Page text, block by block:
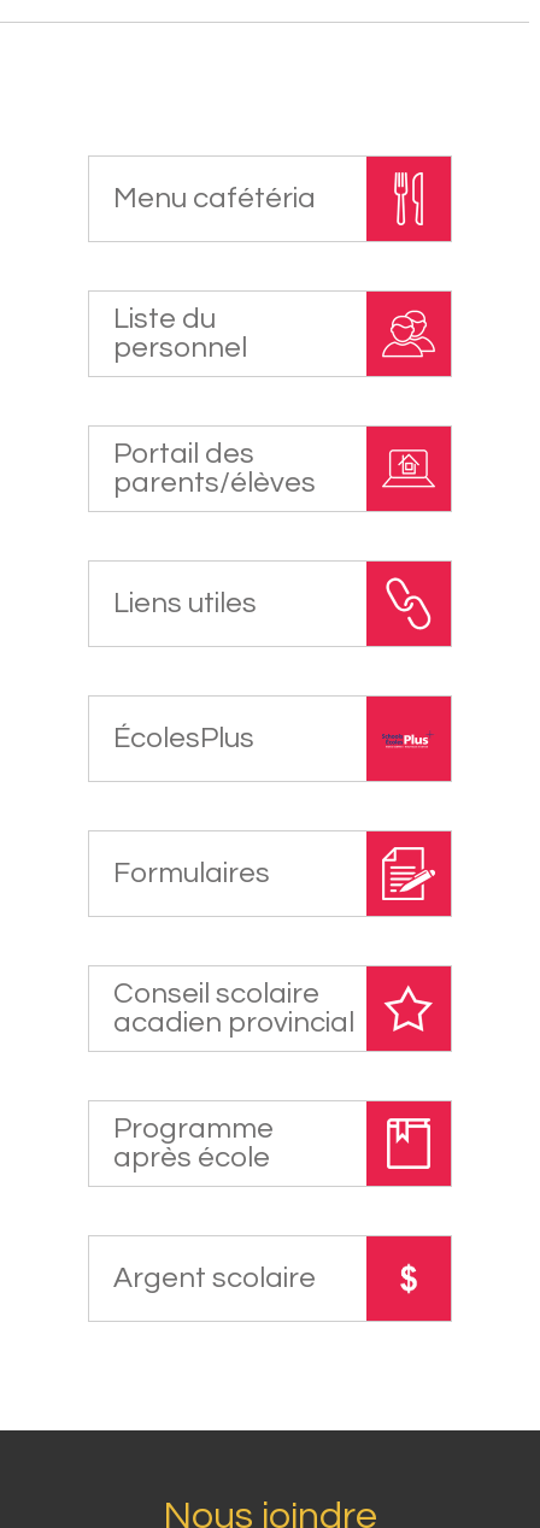
Menu cafétéria
Liste du
personnel
Portail des
parents/élèves
Liens utiles
ÉcolesPlus
Formulaires
Conseil scolaire
acadien provincial
Programme
après école
Argent scolaire
Nous joindre